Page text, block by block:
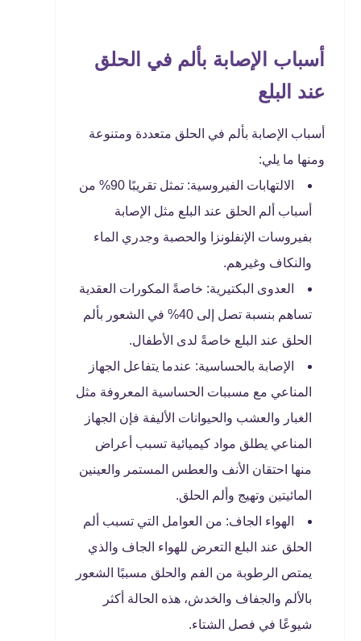
أسباب الإصابة بألم في الحلق
عند البلع
أسباب الإصابة بألم في الحلق متعددة ومتنوعة
ومنها ما يلي:
الالتهابات الفيروسية: تمثل تقريبًا 90% من
أسباب ألم الحلق عند البلع مثل الإصابة
بفيروسات الإنفلونزا والحصبة وجدري الماء
والنكاف وغيرهم.
العدوى البكتيرية: خاصةً المكورات العقدية
تساهم بنسبة تصل إلى 40% في الشعور بألم
الحلق عند البلع خاصةً لدى الأطفال.
الإصابة بالحساسية: عندما يتفاعل الجهاز
المناعي مع مسببات الحساسية المعروفة مثل
الغبار والعشب والحيوانات الأليفة فإن الجهاز
المناعي يطلق مواد كيميائية تسبب أعراض
منها احتقان الأنف والعطس المستمر والعينين
المائيتين وتهيج وألم الحلق.
الهواء الجاف: من العوامل التي تسبب ألم
الحلق عند البلع التعرض للهواء الجاف والذي
يمتص الرطوبة من الفم والحلق مسببًا الشعور
بالألم والجفاف والخدش، هذه الحالة أكثر
شيوعًا في فصل الشتاء.